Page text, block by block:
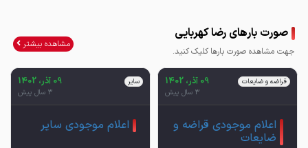
صورت بارهای رضا کهربایی
جهت مشاهده صورت بارها کلیک کنید.
مشاهده بیشتر
قراضه و ضایعات 09 آذر، 1402
3 سال پیش
اعلام موجودی قراضه و
ضایعات
سایر 09 آذر، 1402
3 سال پیش
اعلام موجودی سایر